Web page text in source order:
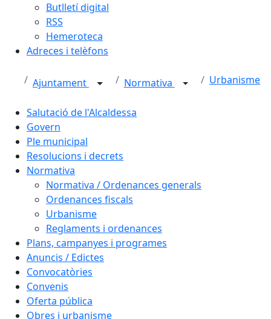
Butlletí digital
RSS
Hemeroteca
Adreces i telèfons
Ajuntament Normativa Urbanisme
Salutació de l'Alcaldessa
Govern
Ple municipal
Resolucions i decrets
Normativa
Normativa / Ordenances generals
Ordenances fiscals
Urbanisme
Reglaments i ordenances
Plans, campanyes i programes
Anuncis / Edictes
Convocatòries
Convenis
Oferta pública
Obres i urbanisme